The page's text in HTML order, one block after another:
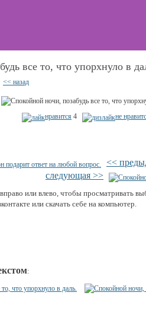
все то, что упорхнуло в
<< назад
нравится 4 не
<<
следующая >>
или влево, чтобы просматривать
или скачать себе на компьютер.
: